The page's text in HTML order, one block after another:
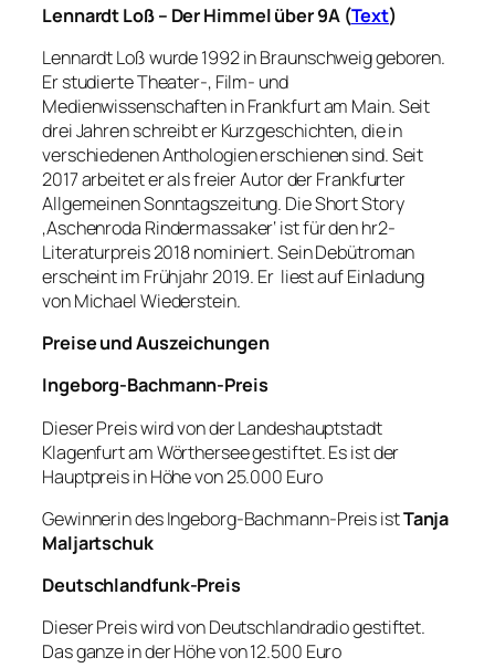
Lennardt Loß – Der Himmel über 9A (Text)
Lennardt Loß wurde 1992 in Braunschweig geboren.
Er studierte Theater-, Film- und
Medienwissenschaften in Frankfurt am Main. Seit
drei Jahren schreibt er Kurzgeschichten, die in
verschiedenen Anthologien erschienen sind. Seit
2017 arbeitet er als freier Autor der Frankfurter
Allgemeinen Sonntagszeitung. Die Short Story
‚Aschenroda Rindermassaker‘ ist für den hr2-
Literaturpreis 2018 nominiert. Sein Debütroman
erscheint im Frühjahr 2019. Er liest auf Einladung
von Michael Wiederstein.
Preise und Auszeichungen
Ingeborg-Bachmann-Preis
Dieser Preis wird von der Landeshauptstadt
Klagenfurt am Wörthersee gestiftet. Es ist der
Hauptpreis in Höhe von 25.000 Euro
Gewinnerin des Ingeborg-Bachmann-Preis istTanja
Maljartschuk
Deutschlandfunk-Preis
Dieser Preis wird von Deutschlandradio gestiftet.
Das ganze in der Höhe von 12.500 Euro